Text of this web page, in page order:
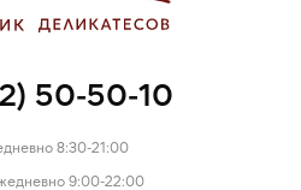
50-50-10
8:30-21:00
9:00-22:00